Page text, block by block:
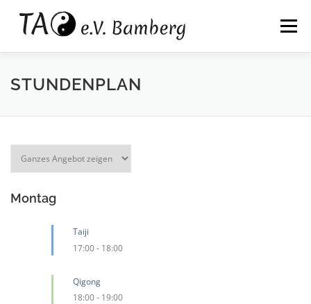
springen
Inhalt
springen
Menü
WIR KALI
STUNDENPLAN
Montag
Taiji
17:00- 18:00
Qigong
18:00- 19:00